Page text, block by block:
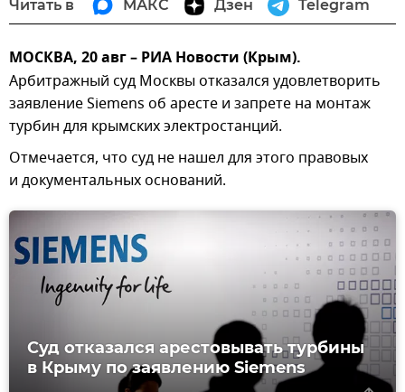
Читать в МАКС Дзен Telegram
МОСКВА, 20 авг – РИА Новости (Крым).
Арбитражный суд Москвы отказался удовлетворить
заявление Siemens об аресте и запрете на монтаж
турбин для крымских электростанций.
Отмечается, что суд не нашел для этого правовых
и документальных оснований.
Суд отказался арестовывать турбины
в Крыму по заявлению Siemens